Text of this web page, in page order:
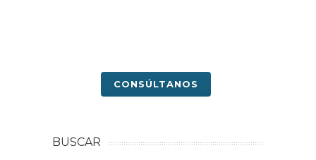
CONSÚLTANOS
BUSCAR